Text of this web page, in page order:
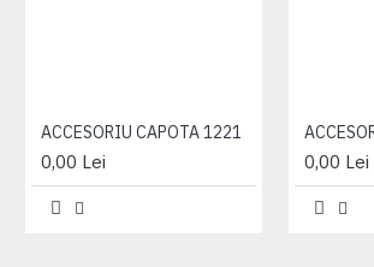
ACCESORIU CAPOTA 1221
0,00 Lei 0,00 Lei